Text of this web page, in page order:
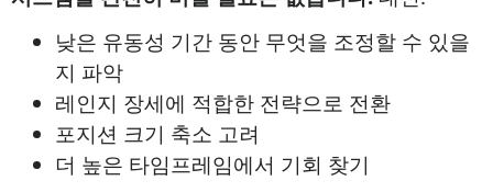
낮은 유동성 기간 동안 무엇을 조정할 수 있을
지 파악
레인지 장세에 적합한 전략으로 전환
포지션 크기 축소 고려
더 높은 타임프레임에서 기회 찾기